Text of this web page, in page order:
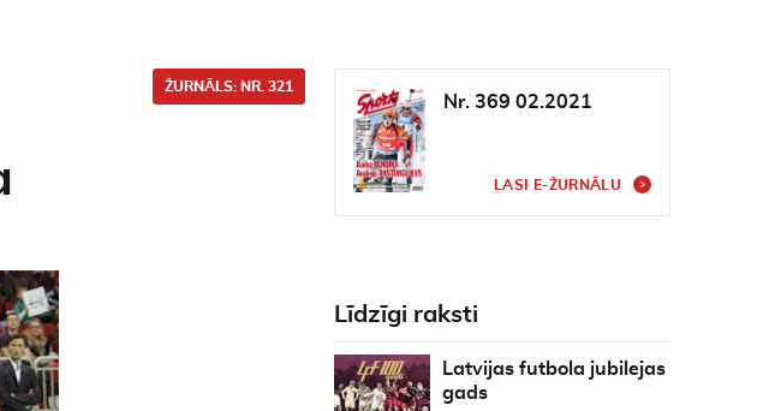
ŽURNĀLS: NR. 321
Nr. 369 02.2021
LASI E-ŽURNĀLU
Līdzīgi raksti
Latvijas futbola jubilejas
gads